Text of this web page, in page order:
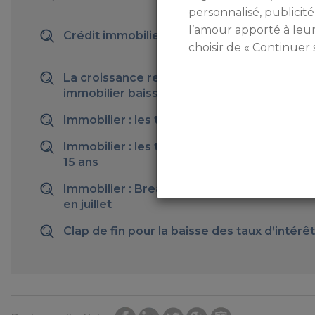
Crédit immobilier : stabilisation des taux
La croissance reprend et les taux de crédit
immobilier baissent
Immobilier : les taux sont en baisse
Immobilier : les taux ont été divisés par
15 ans
Immobilier : Breaking News ! Les taux ont
en juillet
Clap de fin pour la baisse des taux d’intérêt
personnalisé,
l’amour apporté à
choisir de « Continuer